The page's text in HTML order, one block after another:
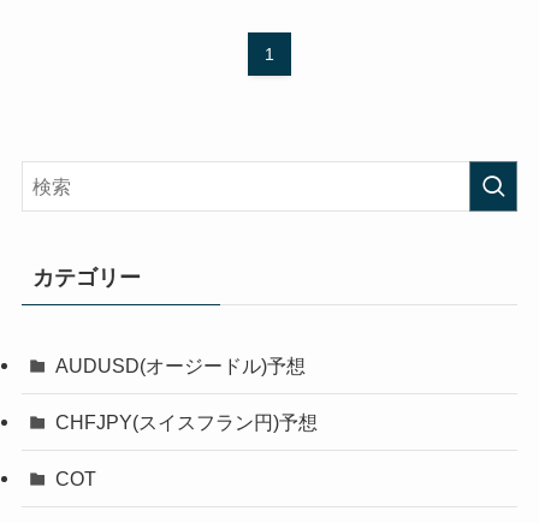
1
カテゴリー
AUDUSD(オージードル)予想
CHFJPY(スイスフラン円)予想
COT